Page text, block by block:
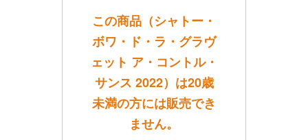
この商品（シャトー・
ボワ・ド・ラ・グラヴ
ェット ア・コントル・
サンス 2022）は20歳
未満の方には販売でき
ません。